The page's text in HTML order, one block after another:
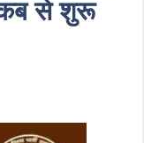
कब से शुरू